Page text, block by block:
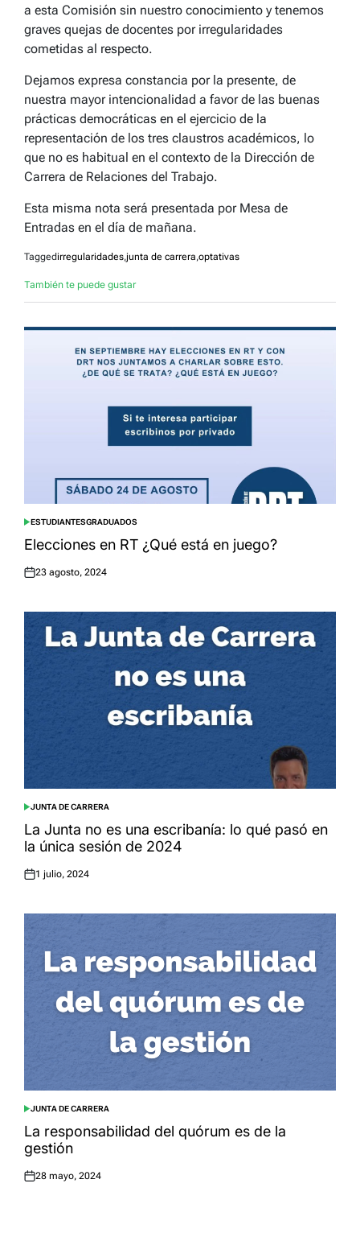
a esta Comisión sin nuestro conocimiento y tenemos
graves quejas de docentes por irregularidades
cometidas al respecto.
Dejamos expresa constancia por la presente, de
nuestra mayor intencionalidad a favor de las buenas
prácticas democráticas en el ejercicio de la
representación de los tres claustros académicos, lo
que no es habitual en el contexto de la Dirección de
Carrera de Relaciones del Trabajo.
Esta misma nota será presentada por Mesa de
Entradas en el día de mañana.
Tagged irregularidades,junta de carrera,optativas
También te puede gustar
POSTED
IN
ESTUDIANTESGRADUADOS
Elecciones en RT ¿Qué está en juego?
Posted
23 agosto, 2024
POSTED
IN
JUNTA DE CARRERA
La Junta no es una escribanía: lo qué pasó en
la única sesión de 2024
Posted
1 julio, 2024
POSTED
IN
JUNTA DE CARRERA
La responsabilidad del quórum es de la
gestión
Posted
28 mayo, 2024